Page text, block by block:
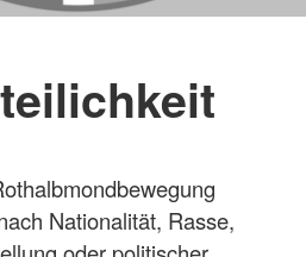
Nationalität, Rasse,